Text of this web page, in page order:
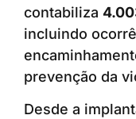
contabiliza
incluindo
prevenção da
Desde a